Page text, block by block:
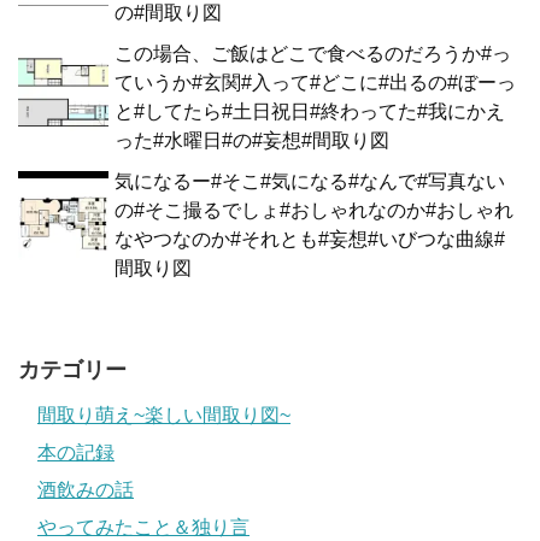
の#間取り図
この場合、ご飯はどこで食べるのだろうか#っ
ていうか#玄関#入って#どこに#出るの#ぼーっ
と#してたら#土日祝日#終わってた#我にかえ
った#水曜日#の#妄想#間取り図
気になるー#そこ#気になる#なんで#写真ない
の#そこ撮るでしょ#おしゃれなのか#おしゃれ
なやつなのか#それとも#妄想#いびつな曲線#
間取り図
カテゴリー
間取り萌え~楽しい間取り図~
本の記録
酒飲みの話
やってみたこと＆独り言